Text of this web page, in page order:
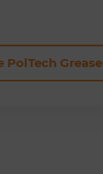
PolTech